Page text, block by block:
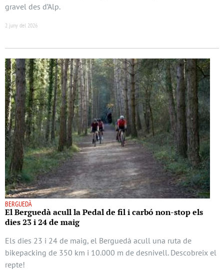
gravel des d’Alp.
2 juny del 2026
BERGUEDÀ
El Berguedà acull la Pedal de fil i carbó non-stop els
dies 23 i 24 de maig
Els dies 23 i 24 de maig, el Berguedà acull una ruta de
bikepacking de 350 km i 10.000 m de desnivell. Descobreix el
repte!